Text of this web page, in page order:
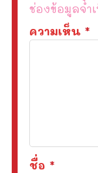
ช่องข้อมูลจำ
ความเห็น *
ชื่อ *